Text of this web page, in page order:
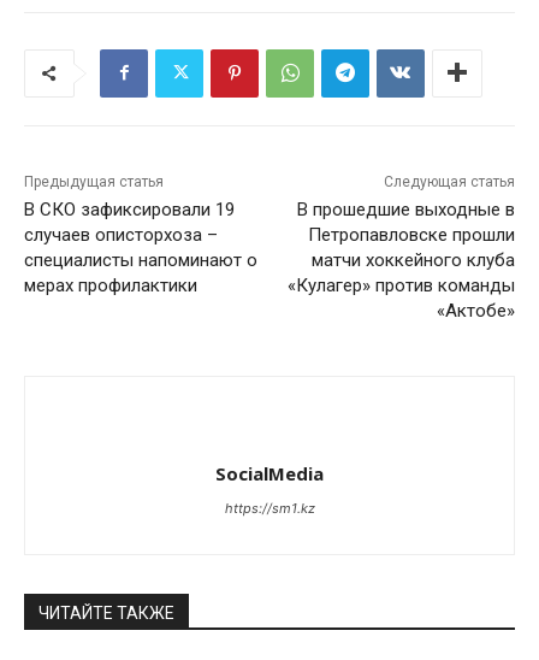
Предыдущая статья
В СКО зафиксировали 19
случаев описторхоза –
специалисты напоминают о
мерах профилактики
Следующая статья
В прошедшие выходные в
Петропавловске прошли
матчи хоккейного клуба
«Кулагер» против команды
«Актобе»
SocialMedia
https://sm1.kz
ЧИТАЙТЕ ТАКЖЕ